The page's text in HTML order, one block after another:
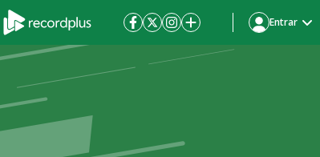
Entrar